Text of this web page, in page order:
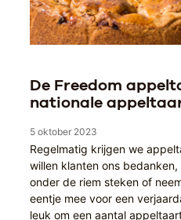
De Freedom
nationale
5 oktober 2023
Regelmatig krijgen we
willen klanten ons
onder de riem steken of
eentje mee voor een
leuk om een aantal